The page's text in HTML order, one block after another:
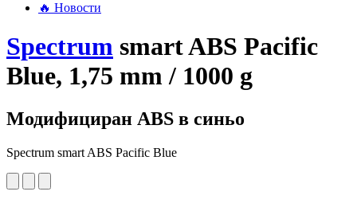
🔥 Новости
Spectrum smart ABS Pacific
Blue, 1,75 mm / 1000 g
Модифициран ABS в синьо
Spectrum smart ABS Pacific Blue